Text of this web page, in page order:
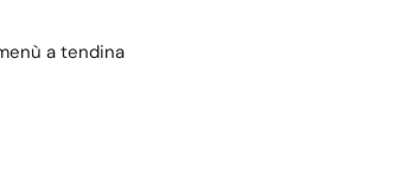
a tendina